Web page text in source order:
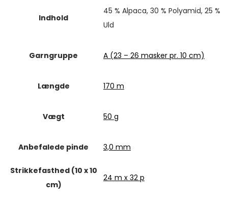
Indhold
45 % Alpaca, 30 % Polyamid, 25 %
Uld
Garngruppe A (23 – 26 masker pr. 10 cm)
Længde 170 m
Vægt 50 g
Anbefalede pinde 3,0 mm
Strikkefasthed (10 x 10
cm)
24 m x 32 p